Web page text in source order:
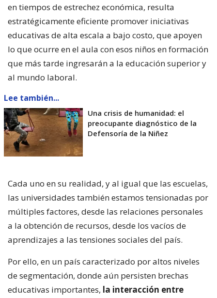
en tiempos de estrechez económica, resulta
estratégicamente eficiente promover iniciativas
educativas de alta escala a bajo costo, que apoyen
lo que ocurre en el aula con esos niños en formación
que más tarde ingresarán a la educación superior y
al mundo laboral.
Lee también...
Una crisis de humanidad: el
preocupante diagnóstico de la
Defensoría de la Niñez
Cada uno en su realidad, y al igual que las escuelas,
las universidades también estamos tensionadas por
múltiples factores, desde las relaciones personales
a la obtención de recursos, desde los vacíos de
aprendizajes a las tensiones sociales del país.
Por ello, en un país caracterizado por altos niveles
de segmentación, donde aún persisten brechas
educativas importantes, la interacción entre